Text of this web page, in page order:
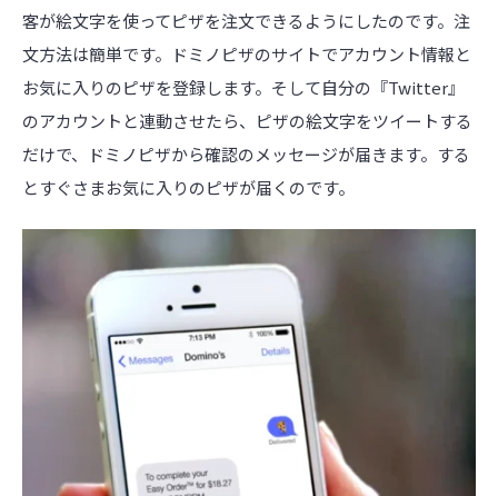
客が絵文字を使ってピザを注文できるようにしたのです。注
文方法は簡単です。ドミノピザのサイトでアカウント情報と
お気に入りのピザを登録します。そして自分の『Twitter』
のアカウントと連動させたら、ピザの絵文字をツイートする
だけで、ドミノピザから確認のメッセージが届きます。する
とすぐさまお気に入りのピザが届くのです。